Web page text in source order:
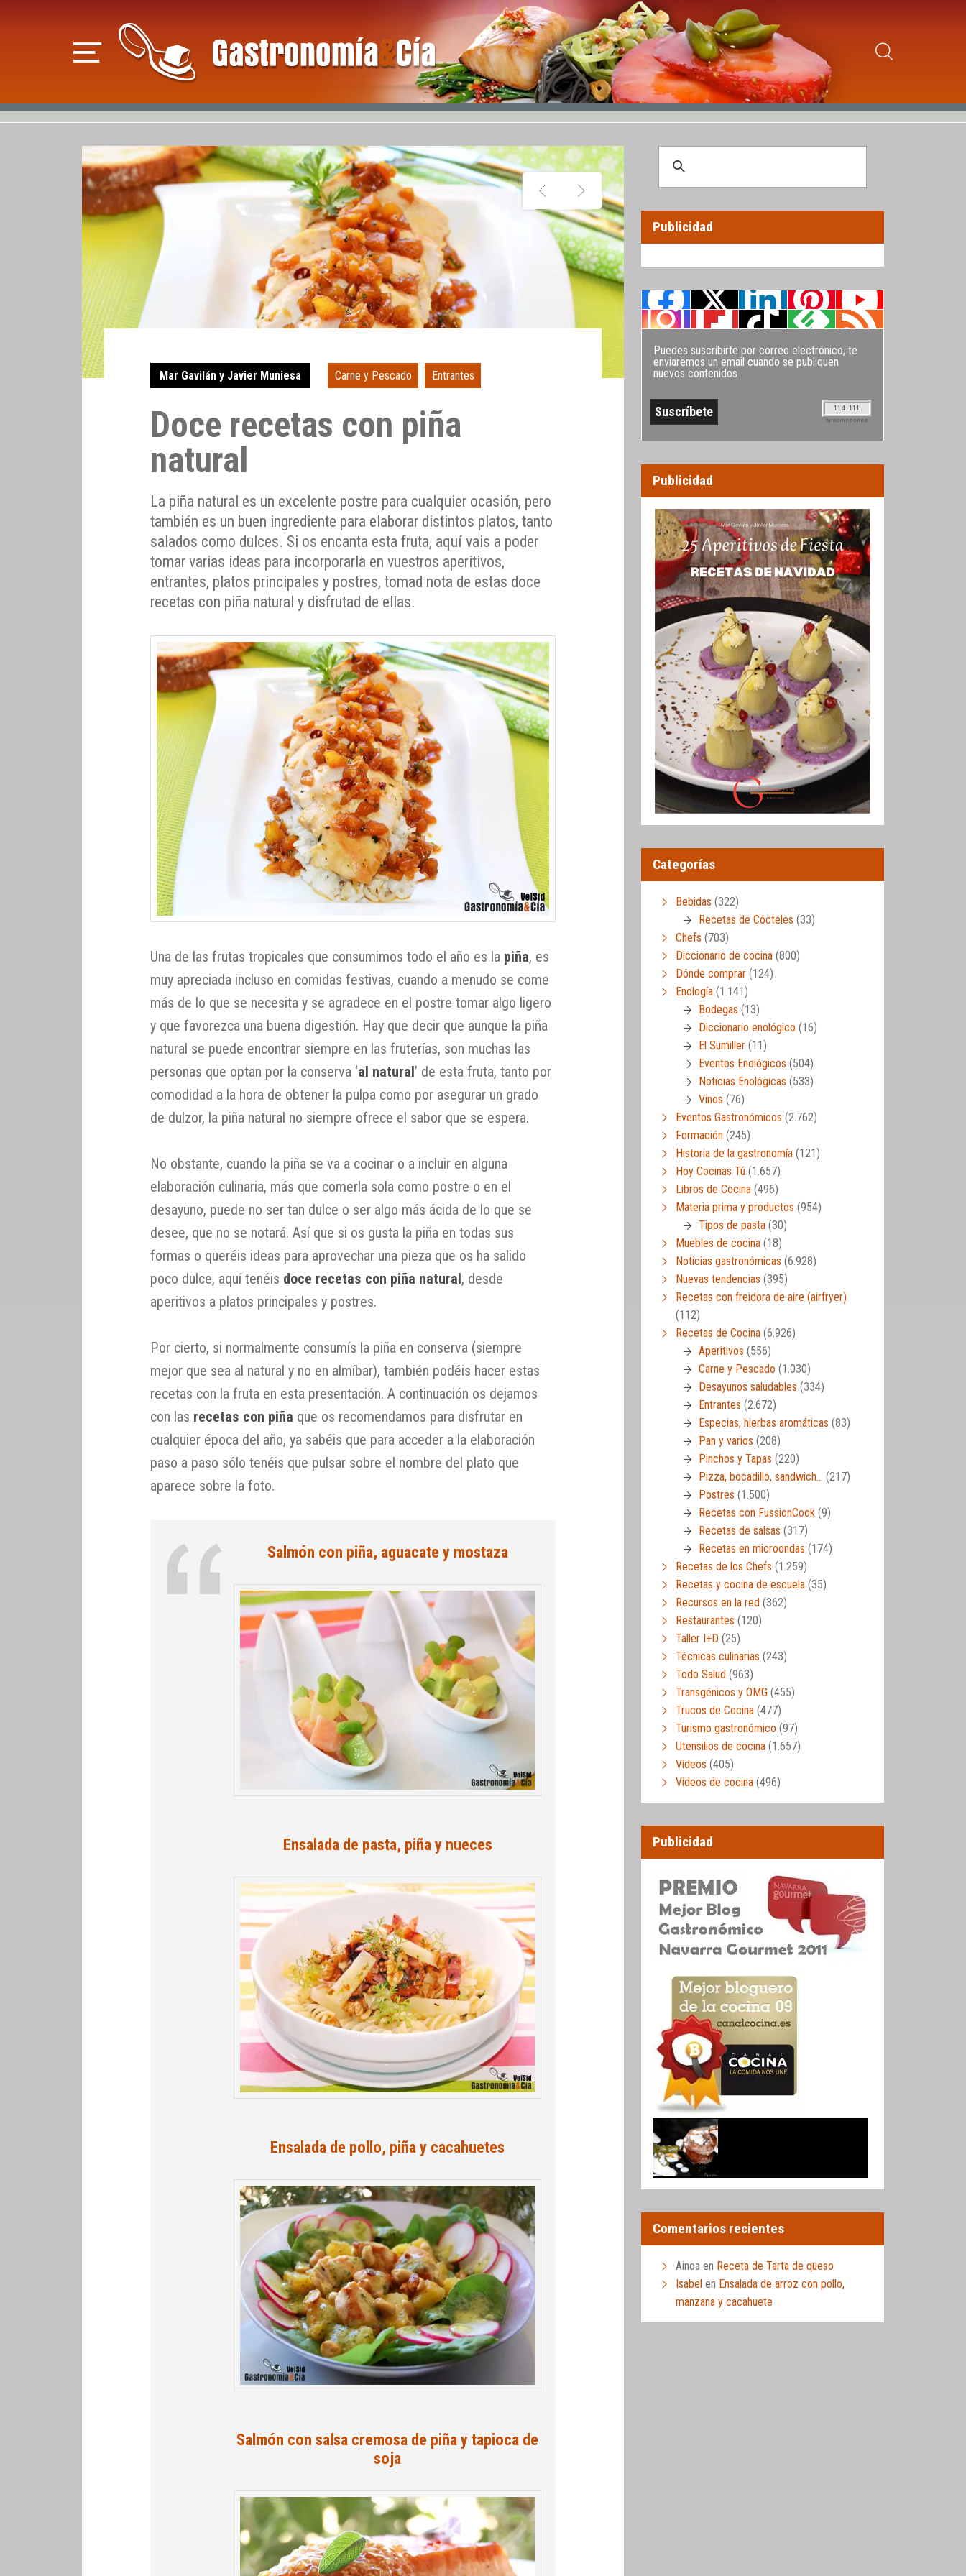
Mar Gavilán y Javier Muniesa Carne y Pescado Entrantes
Doce recetas con piña
natural
La piña natural es un excelente postre para cualquier ocasión, pero
también es un buen ingrediente para elaborar distintos platos, tanto
salados como dulces. Si os encanta esta fruta, aquí vais a poder
tomar varias ideas para incorporarla en vuestros aperitivos,
entrantes, platos principales y postres, tomad nota de estas doce
recetas con piña natural y disfrutad de ellas.
Una de las frutas tropicales que consumimos todo el año es la piña, es
muy apreciada incluso en comidas festivas, cuando a menudo se come
más de lo que se necesita y se agradece en el postre tomar algo ligero
y que favorezca una buena digestión. Hay que decir que aunque la piña
natural se puede encontrar siempre en las fruterías, son muchas las
personas que optan por la conserva ‘al natural’ de esta fruta, tanto por
comodidad a la hora de obtener la pulpa como por asegurar un grado
de dulzor, la piña natural no siempre ofrece el sabor que se espera.
No obstante, cuando la piña se va a cocinar o a incluir en alguna
elaboración culinaria, más que comerla sola como postre o en el
desayuno, puede no ser tan dulce o ser algo más ácida de lo que se
desee, que no se notará. Así que si os gusta la piña en todas sus
formas o queréis ideas para aprovechar una pieza que os ha salido
poco dulce, aquí tenéis doce recetas con piña natural, desde
aperitivos a platos principales y postres.
Por cierto, si normalmente consumís la piña en conserva (siempre
mejor que sea al natural y no en almíbar), también podéis hacer estas
recetas con la fruta en esta presentación. A continuación os dejamos
con las recetas con piña que os recomendamos para disfrutar en
cualquier época del año, ya sabéis que para acceder a la elaboración
paso a paso sólo tenéis que pulsar sobre el nombre del plato que
aparece sobre la foto.
Salmón con piña, aguacate y mostaza
Ensalada de pasta, piña y nueces
Ensalada de pollo, piña y cacahuetes
Salmón con salsa cremosa de piña y tapioca de
soja
Publicidad
Puedes suscribirte por correo electrónico, te
enviaremos un email cuando se publiquen
nuevos contenidos
114.111
SUSCRIPTORES
Publicidad
Categorías
Bebidas (322)
Recetas de Cócteles (33)
Chefs (703)
Diccionario de cocina (800)
Dónde comprar (124)
Enología (1.141)
Bodegas (13)
Diccionario enológico (16)
El Sumiller (11)
Eventos Enológicos (504)
Noticias Enológicas (533)
Vinos (76)
Eventos Gastronómicos (2.762)
Formación (245)
Historia de la gastronomía (121)
Hoy Cocinas Tú (1.657)
Libros de Cocina (496)
Materia prima y productos (954)
Tipos de pasta (30)
Muebles de cocina (18)
Noticias gastronómicas (6.928)
Nuevas tendencias (395)
Recetas con freidora de aire (airfryer)
(112)
Recetas de Cocina (6.926)
Aperitivos (556)
Carne y Pescado (1.030)
Desayunos saludables (334)
Entrantes (2.672)
Especias, hierbas aromáticas (83)
Pan y varios (208)
Pinchos y Tapas (220)
Pizza, bocadillo, sandwich… (217)
Postres (1.500)
Recetas con FussionCook (9)
Recetas de salsas (317)
Recetas en microondas (174)
Recetas de los Chefs (1.259)
Recetas y cocina de escuela (35)
Recursos en la red (362)
Restaurantes (120)
Taller I+D (25)
Técnicas culinarias (243)
Todo Salud (963)
Transgénicos y OMG (455)
Trucos de Cocina (477)
Turismo gastronómico (97)
Utensilios de cocina (1.657)
Vídeos (405)
Vídeos de cocina (496)
Publicidad
Comentarios recientes
Ainoa en Receta de Tarta de queso
Isabel en Ensalada de arroz con pollo,
manzana y cacahuete